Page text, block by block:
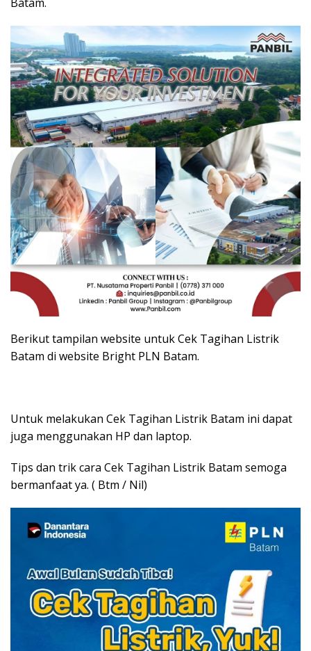
Berikut tampilan website untuk Cek Tagihan Listrik
Batam di website Bright PLN Batam.
Untuk melakukan Cek Tagihan Listrik Batam ini dapat
juga menggunakan HP dan laptop.
Tips dan trik cara Cek Tagihan Listrik Batam semoga
bermanfaat ya. ( Btm / Nil)